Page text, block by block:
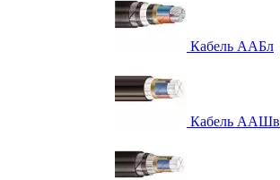
Кабель ААБл
Кабель ААШв